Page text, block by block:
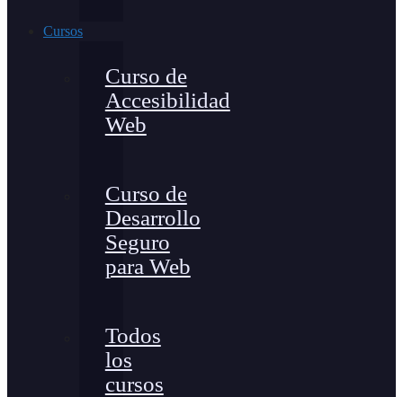
Cursos
Curso de
Accesibilidad
Web
Curso de
Desarrollo
Seguro
para Web
Todos
los
cursos